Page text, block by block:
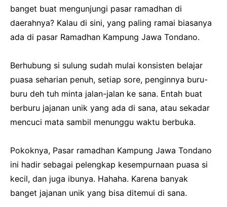
banget buat mengunjungi pasar ramadhan di
daerahnya? Kalau di sini, yang paling ramai biasanya
ada di pasar Ramadhan Kampung Jawa Tondano.
Berhubung si sulung sudah mulai konsisten belajar
puasa seharian penuh, setiap sore, penginnya buru-
buru deh tuh minta jalan-jalan ke sana. Entah buat
berburu jajanan unik yang ada di sana, atau sekadar
mencuci mata sambil menunggu waktu berbuka.
Pokoknya, Pasar ramadhan Kampung Jawa Tondano
ini hadir sebagai pelengkap kesempurnaan puasa si
kecil, dan juga ibunya. Hahaha. Karena banyak
banget jajanan unik yang bisa ditemui di sana.